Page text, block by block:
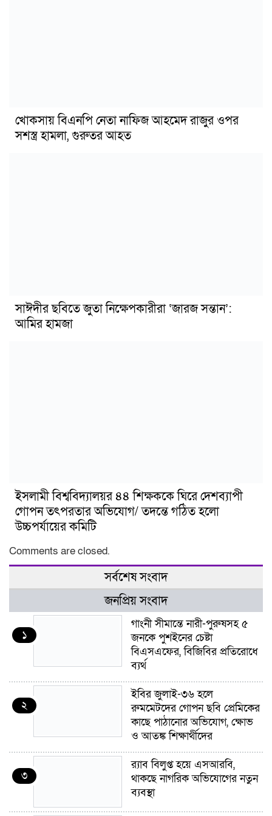
খোকসায় বিএনপি নেতা নাফিজ আহমেদ রাজুর ওপর
সশস্ত্র হামলা, গুরুতর আহত
সাঈদীর ছবিতে জুতা নিক্ষেপকারীরা ‘জারজ সন্তান’:
আমির হামজা
ইসলামী বিশ্ববিদ্যালয়র ৪৪ শিক্ষককে ঘিরে দেশব্যাপী
গোপন তৎপরতার অভিযোগ/ তদন্তে গঠিত হলো
উচ্চপর্যায়ের কমিটি
Comments are closed.
সর্বশেষ সংবাদ
জনপ্রিয় সংবাদ
১
গাংনী সীমান্তে নারী-পুরুষসহ ৫
জনকে পুশইনের চেষ্টা
বিএসএফের, বিজিবির প্রতিরোধে
ব্যর্থ
২
ইবির জুলাই-৩৬ হলে
রুমমেটদের গোপন ছবি প্রেমিকের
কাছে পাঠানোর অভিযোগ, ক্ষোভ
ও আতঙ্ক শিক্ষার্থীদের
৩
র‍্যাব বিলুপ্ত হয়ে এসআরবি,
থাকছে নাগরিক অভিযোগের নতুন
ব্যবস্থা